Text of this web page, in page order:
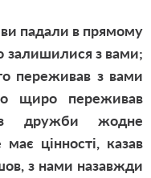
ви падали в прямому
залишилися з вами;
переживав з вами
щиро переживав
дружби жодне
цінності, казав
з нами назавжди